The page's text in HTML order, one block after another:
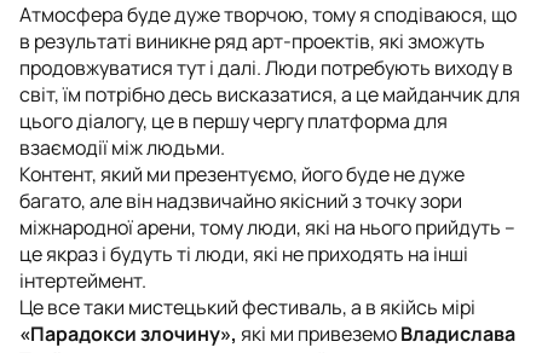
Атмосфера буде дуже творчою, тому я сподіваюся, що
в результаті виникне ряд арт-проектів, які зможуть
продовжуватися тут і далі. Люди потребують виходу в
світ, їм потрібно десь висказатися, а це майданчик для
цього діалогу, це в першу чергу платформа для
взаємодії між людьми.
Контент, який ми презентуємо, його буде не дуже
багато, але він надзвичайно якісний з точку зори
міжнародної арени, тому люди, які на нього прийдуть –
це якраз і будуть ті люди, які не приходять на інші
інтертеймент.
Це все таки мистецький фестиваль, а в якійсь мірі
«Парадокси злочину», які ми привеземоВладислава